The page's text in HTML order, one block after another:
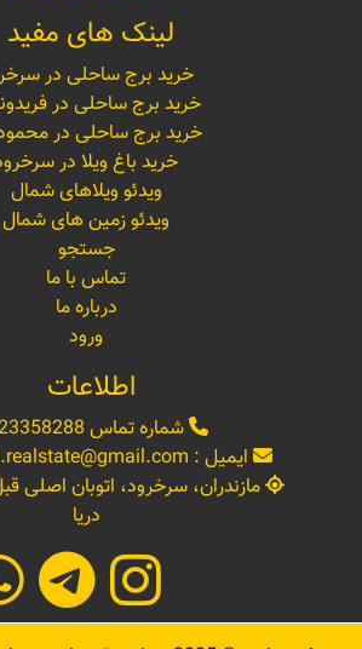
لینک های مفید
خرید برج ساحلی در
خرید برج ساحلی در
خرید برج ساحلی در
خرید باغ ویلا در
ویدئو ویلاهای شمال
ویدئو زمین های شمال
جستجو
تماس با ما
درباره ما
ورود
اطلاعات
شماره تماس
ایمیل :
مازندران، سرخرود، اتوبان اصلی
دریا